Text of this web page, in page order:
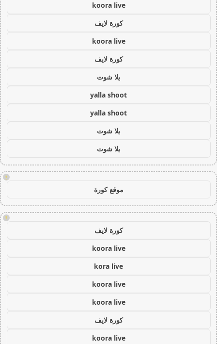
koora live
كورة لايف
koora live
كورة لايف
يلا شوت
yalla shoot
yalla shoot
يلا شوت
يلا شوت
!
موقع كورة
!
كورة لايف
koora live
kora live
koora live
koora live
كورة لايف
koora live